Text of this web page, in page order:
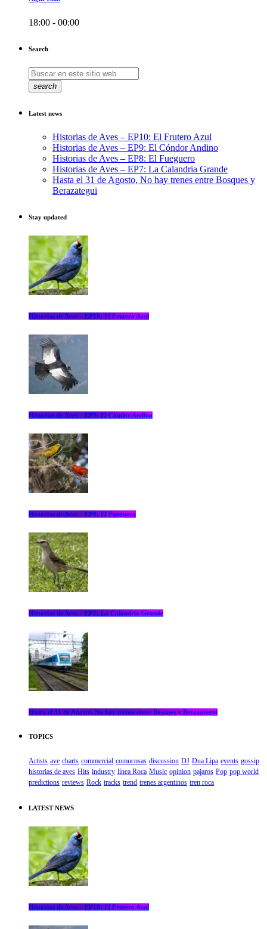
18:00 - 00:00
Search
search
Latest news
Historias de Aves – EP10: El Frutero Azul
Historias de Aves – EP9: El Cóndor Andino
Historias de Aves – EP8: El Fueguero
Historias de Aves – EP7: La Calandria Grande
Hasta el 31 de Agosto, No hay trenes entre Bosques y
Berazategui
Stay updated
Historias de Aves – EP10: El Frutero Azul
Historias de Aves – EP9: El Cóndor Andino
Historias de Aves – EP8: El Fueguero
Historias de Aves – EP7: La Calandria Grande
Hasta el 31 de Agosto, No hay trenes entre Bosques y Berazategui
TOPICS
Artists ave charts commercial comucosas discussion DJ Dua Lipa events gossip
historias de aves Hits industry línea Roca Music opinion pajaros Pop pop world
predictions reviews Rock tracks trend trenes argentinos tren roca
LATEST NEWS
Historias de Aves – EP10: El Frutero Azul